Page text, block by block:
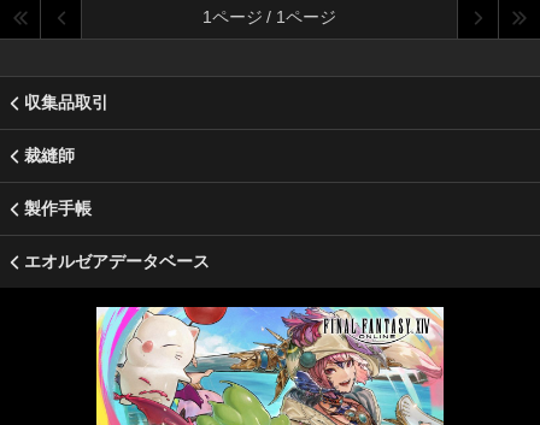
1ページ / 1ページ
収集品取引
裁縫師
製作手帳
エオルゼアデータベース